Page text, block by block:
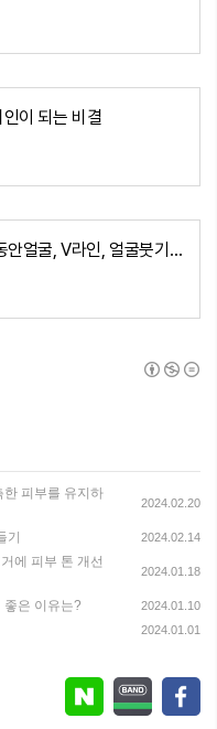
이 되는 비결
얼굴 혈점 마사지로 동안얼굴, V라인, 얼굴붓기 빼기
한 피부를 유지하
2024.02.20
기 2024.02.14
에 피부 톤 개선
2024.01.18
좋은 이유는? 2024.01.10
2024.01.01